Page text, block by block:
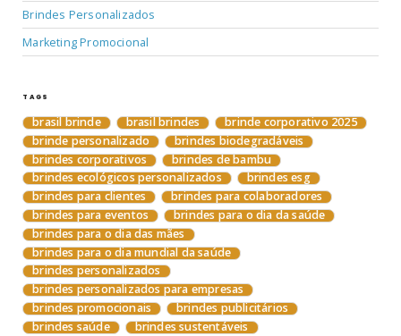
Brindes Personalizados
Marketing Promocional
TAGS
brasil brinde brasil brindes
brinde corporativo 2025
brinde personalizado
brindes biodegradáveis
brindes corporativos
brindes de bambu
brindes ecológicos personalizados
brindes esg
brindes para clientes
brindes para colaboradores
brindes para eventos
brindes para o dia da saúde
brindes para o dia das mães
brindes para o dia mundial da saúde
brindes personalizados
brindes personalizados para empresas
brindes promocionais
brindes publicitários
brindes saúde
brindes sustentáveis